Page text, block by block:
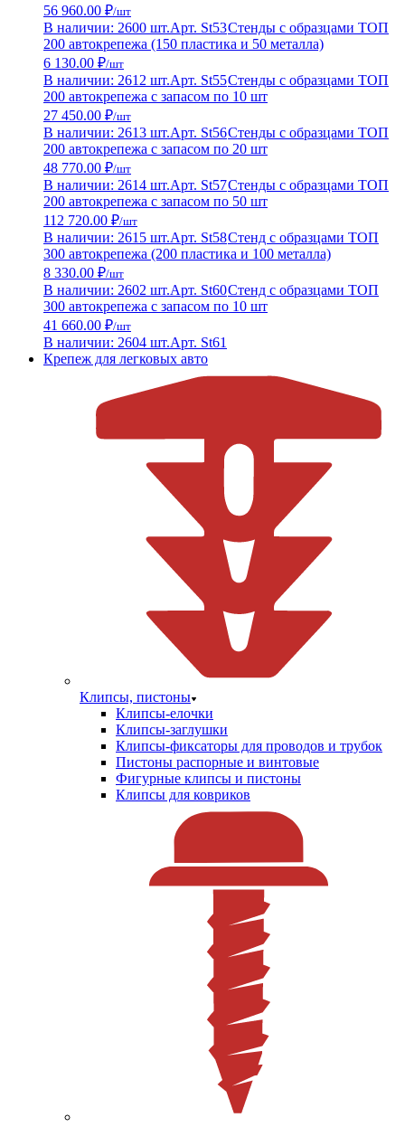
56 960.00 ₽/шт
В наличии: 2600 шт.Арт. St53Стенды с образцами ТОП
200 автокрепежа (150 пластика и 50 металла)
6 130.00 ₽/шт
В наличии: 2612 шт.Арт. St55Стенды с образцами ТОП
200 автокрепежа с запасом по 10 шт
27 450.00 ₽/шт
В наличии: 2613 шт.Арт. St56Стенды с образцами ТОП
200 автокрепежа с запасом по 20 шт
48 770.00 ₽/шт
В наличии: 2614 шт.Арт. St57Стенды с образцами ТОП
200 автокрепежа с запасом по 50 шт
112 720.00 ₽/шт
В наличии: 2615 шт.Арт. St58Стенд с образцами ТОП
300 автокрепежа (200 пластика и 100 металла)
8 330.00 ₽/шт
В наличии: 2602 шт.Арт. St60Стенд с образцами ТОП
300 автокрепежа с запасом по 10 шт
41 660.00 ₽/шт
В наличии: 2604 шт.Арт. St61
Крепеж для легковых авто
Клипсы, пистоны
Клипсы-елочки
Клипсы-заглушки
Клипсы-фиксаторы для проводов и трубок
Пистоны распорные и винтовые
Фигурные клипсы и пистоны
Клипсы для ковриков